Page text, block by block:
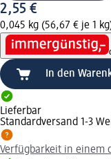
2,55 €
0,045 kg (56,67 € je 1
In den
Lieferbar
Standardversand 1-3
Verfügbarkeit in einem